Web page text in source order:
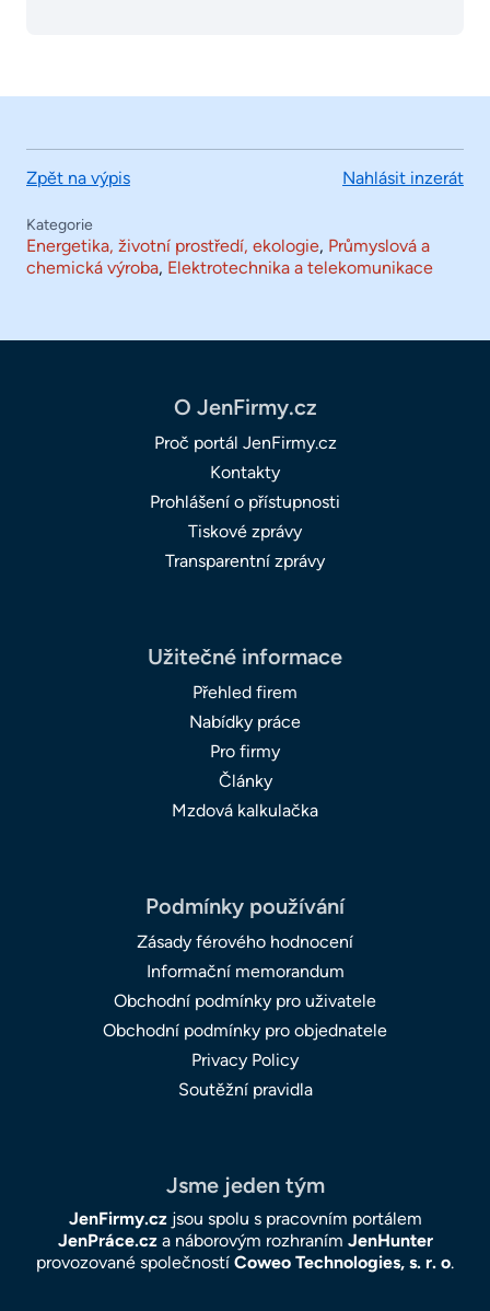
Zpět na výpis Nahlásit inzerát
Kategorie
Energetika, životní prostředí, ekologie, Průmyslová a
chemická výroba, Elektrotechnika a telekomunikace
O JenFirmy.cz
Proč portál JenFirmy.cz
Kontakty
Prohlášení o přístupnosti
Tiskové zprávy
Transparentní zprávy
Užitečné informace
Přehled firem
Nabídky práce
Pro firmy
Články
Mzdová kalkulačka
Podmínky používání
Zásady férového hodnocení
Informační memorandum
Obchodní podmínky pro uživatele
Obchodní podmínky pro objednatele
Privacy Policy
Soutěžní pravidla
Jsme jeden tým
JenFirmy.czjsou spolu s pracovním portálem
JenPráce.cza náborovým rozhraním JenHunter
provozované společností Coweo Technologies, s. r. o.